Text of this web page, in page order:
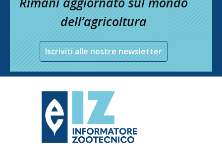
dell’agricoltura
Iscriviti alle nostre newsletter